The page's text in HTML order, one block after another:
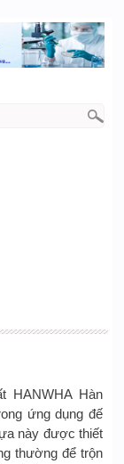
HANWHA Hàn
ứng dụng đế
này được thiết
thường để trộn